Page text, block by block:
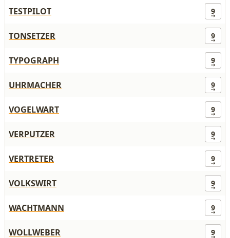
TESTPILOT 9
TONSETZER 9
TYPOGRAPH 9
UHRMACHER 9
VOGELWART 9
VERPUTZER 9
VERTRETER 9
VOLKSWIRT 9
WACHTMANN 9
WOLLWEBER 9